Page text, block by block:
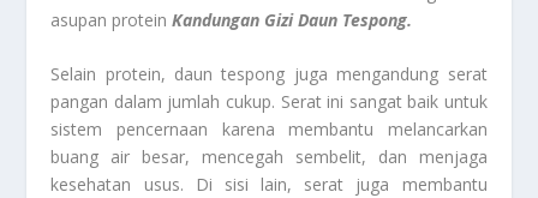
asupan proteinKandungan Gizi Daun Tespong.
Selain protein, daun tespong juga mengandung serat
pangan dalam jumlah cukup. Serat ini sangat baik untuk
sistem pencernaan karena membantu melancarkan
buang air besar, mencegah sembelit, dan menjaga
kesehatan usus. Di sisi lain, serat juga membantu